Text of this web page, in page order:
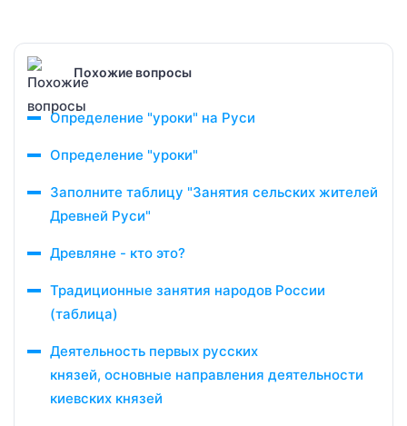
Похожие вопросы
Определение "уроки" на Руси
Определение "уроки"
Заполните таблицу "Занятия сельских жителей
Древней Руси"
Древляне - кто это?
Традиционные занятия народов России
(таблица)
Деятельность первых русских
князей, основные направления деятельности
киевских князей